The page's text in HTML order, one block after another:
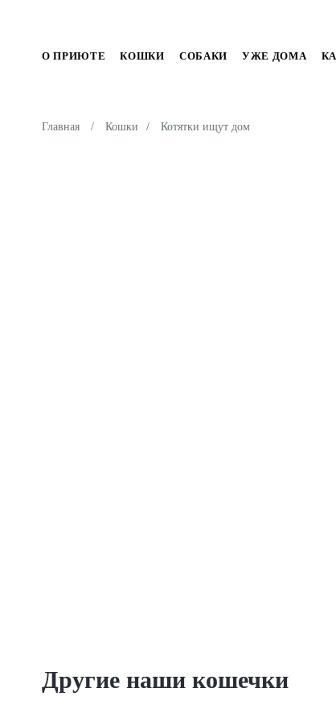
О ПРИЮТЕ КОШКИ СОБАКИ УЖЕ ДОМА
Главная / Кошки / Котятки ищут дом
Другие наши кошечки